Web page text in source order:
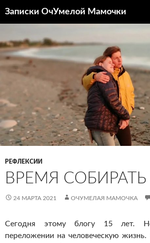
Записки ОчУмелой Мамочки
РЕФЛЕКСИИ
ВРЕМЯ
24 МАРТА 2021 ОЧУМЕЛАЯ МАМОЧКА
Сегодня этому блогу 15 лет.
переложении на человеческую